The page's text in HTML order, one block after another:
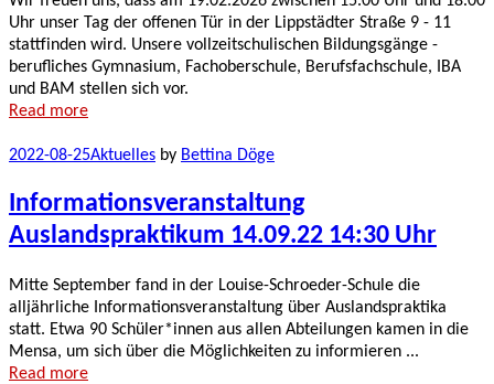
Uhr unser Tag der offenen Tür in der Lippstädter Straße 9 - 11
stattfinden wird. Unsere vollzeitschulischen Bildungsgänge -
berufliches Gymnasium, Fachoberschule, Berufsfachschule, IBA
und BAM stellen sich vor.
Read more
2022-08-25Aktuelles by Bettina Döge
Informationsveranstaltung
Auslandspraktikum 14.09.22 14:30 Uhr
Mitte September fand in der Louise-Schroeder-Schule die
alljährliche Informationsveranstaltung über Auslandspraktika
statt. Etwa 90 Schüler*innen aus allen Abteilungen kamen in die
Mensa, um sich über die Möglichkeiten zu informieren ...
Read more